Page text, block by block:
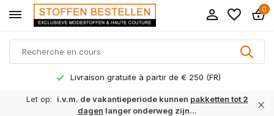
0
Livraison gratuite à partir de € 250 (FR)
Let op: i.v.m. de vakantieperiode kunnen pakketten tot 2
dagen langer onderweg zijn...